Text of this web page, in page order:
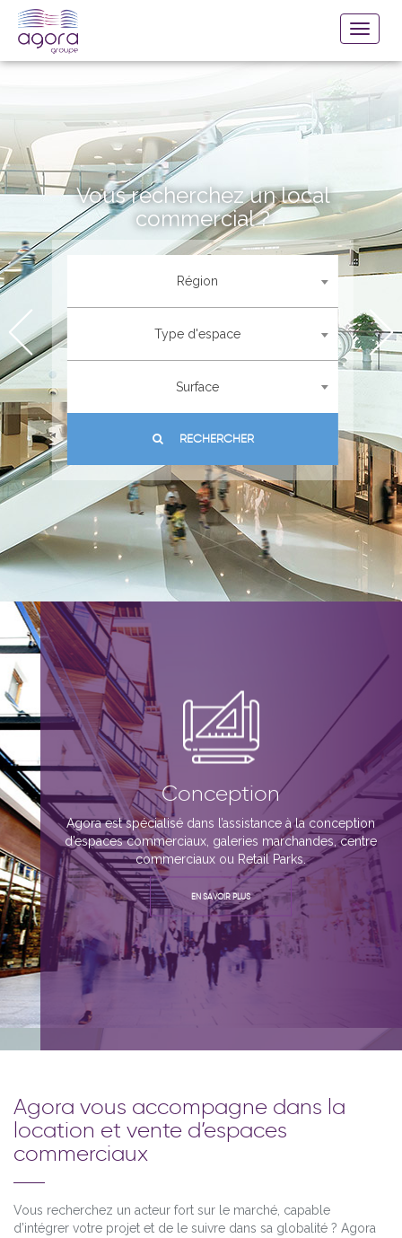
Vous recherchez un local
commercial ?
Région
Type d'espace
Surface
RECHERCHER
Conception
Agora est spécialisé dans l’assistance à la conception
d’espaces commerciaux, galeries marchandes, centre
commerciaux ou Retail Parks.
EN SAVOIR PLUS
Commercialisation
Agora est spécialisé dans la commercialisation d’espaces
commerciaux, galeries marchandes, centre commerciaux
ou Retail Parks.
EN SAVOIR PLUS
Agora vous accompagne dans la
location et vente d’espaces
commerciaux
Vous recherchez un acteur fort sur le marché, capable
d’intégrer votre projet et de le suivre dans sa globalité ? Agora